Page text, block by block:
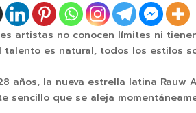
artistas no conocen límites ni
talento es natural, todos los estilos
años, la nueva estrella latina
sencillo que se aleja